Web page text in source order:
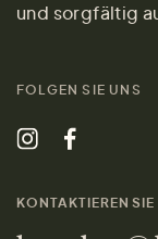
und sorgfältig
FOLGEN SIE UNS
KONTAKTIEREN